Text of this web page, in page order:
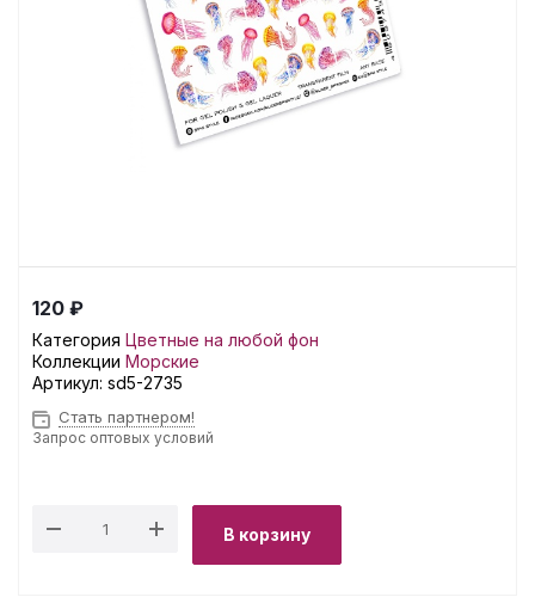
120 ₽
Категория Цветные на любой фон
Коллекции Морские
Артикул: sd5-2735
Стать партнером!
Запрос оптовых условий
В корзину